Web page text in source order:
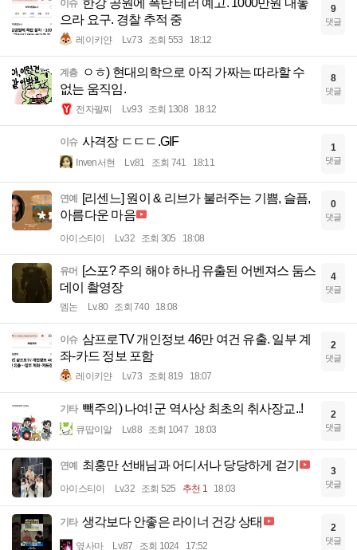
이슈
으라 요구. 경찰 추적 중
레이키얀 Lv.73 조회 553 18:12
9
댓글
계층
ㅇㅎ) 현대의학으로 아직 가짜는 따라할 수
없는 움직임.
전자팔찌 Lv.93 조회 1308 18:12
8
댓글
이슈 사격장 ㄷㄷㄷ.GIF
Inven서현 Lv.81 조회 741 18:11
1
댓글
연예 [리센느] 원이 & 리브가 불러주는 기쁨, 슬픔,
아름다운 마음
아이스티이 Lv.32 조회 305 18:08
0
댓글
유머 [스포? 주의 해야 하나] 유출된 어벤져스 둠스
데이 촬영장
멤논 Lv.80 조회 740 18:08
4
댓글
이슈 삼프로TV 개인정보 46만 여건 유출. 일부 계
좌-카드 정보 포함
레이키얀 Lv.73 조회 819 18:07
2
댓글
기타 빽주의) 나여! 군 역사상 최초의 취사장교..!
큐땁이알 Lv.88 조회 1047 18:03
2
댓글
연예 최홍만 선배님과 어디서나 당당하게 걷기
아이스티이 Lv.32 조회 525 추천 1 18:03
3
댓글
기타 생각보다 안좋은 라이너 건강 상태
옆사마 Lv.87 조회 1024 17:52
2
댓글